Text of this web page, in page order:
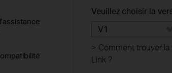
Veuillez choisir la
V1
> Comment trouver la
Link ?